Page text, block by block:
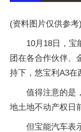
(资料图片仅供参考)
10月18日，宝
团在各合作伙伴、
持下，悠宝利A3在
值得注意的是
地土地不动产权日
但宝能汽车表